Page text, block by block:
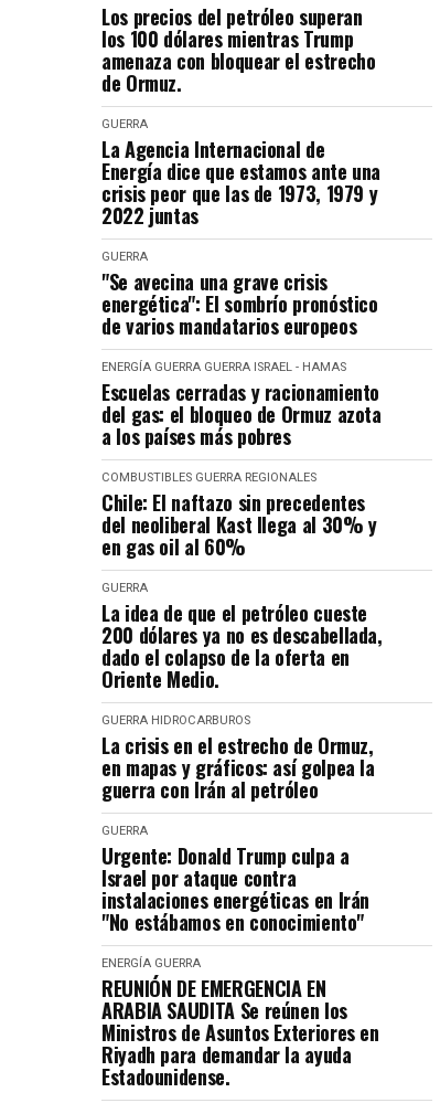
Los precios del petróleo superan
los 100 dólares mientras Trump
amenaza con bloquear el estrecho
de Ormuz.
GUERRA
La Agencia Internacional de
Energía dice que estamos ante una
crisis peor que las de 1973, 1979 y
2022 juntas
GUERRA
"Se avecina una grave crisis
energética": El sombrío pronóstico
de varios mandatarios europeos
ENERGÍA GUERRA GUERRA ISRAEL - HAMAS
Escuelas cerradas y racionamiento
del gas: el bloqueo de Ormuz azota
a los países más pobres
COMBUSTIBLES GUERRA REGIONALES
Chile: El naftazo sin precedentes
del neoliberal Kast llega al 30% y
en gas oil al 60%
GUERRA
La idea de que el petróleo cueste
200 dólares ya no es descabellada,
dado el colapso de la oferta en
Oriente Medio.
GUERRA HIDROCARBUROS
La crisis en el estrecho de Ormuz,
en mapas y gráficos: así golpea la
guerra con Irán al petróleo
GUERRA
Urgente: Donald Trump culpa a
Israel por ataque contra
instalaciones energéticas en Irán
"No estábamos en conocimiento"
ENERGÍA GUERRA
REUNIÓN DE EMERGENCIA EN
ARABIA SAUDITA Se reúnen los
Ministros de Asuntos Exteriores en
Riyadh para demandar la ayuda
Estadounidense.